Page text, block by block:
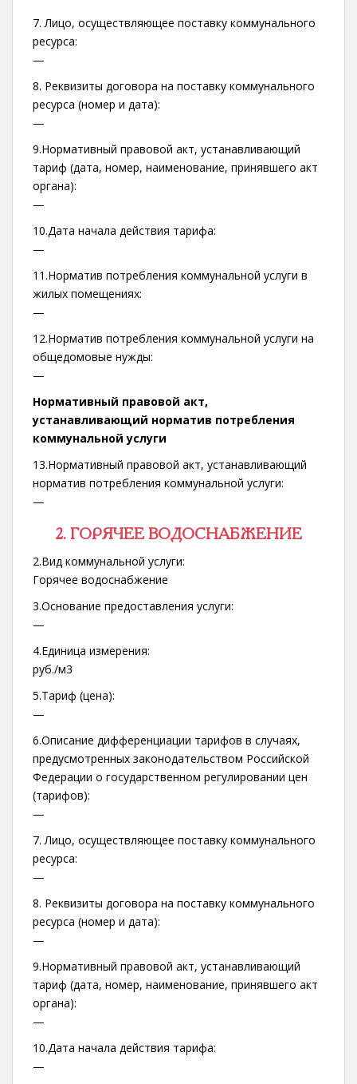
7. Лицо, осуществляющее поставку коммунального
ресурса:
—
8. Реквизиты договора на поставку коммунального
ресурса (номер и дата):
—
9.Нормативный правовой акт, устанавливающий
тариф (дата, номер, наименование, принявшего акт
органа):
—
10.Дата начала действия тарифа:
—
11.Норматив потребления коммунальной услуги в
жилых помещениях:
—
12.Норматив потребления коммунальной услуги на
общедомовые нужды:
—
Нормативный правовой акт,
устанавливающий норматив потребления
коммунальной услуги
13.Нормативный правовой акт, устанавливающий
норматив потребления коммунальной услуги:
—
2. ГОРЯЧЕЕ ВОДОСНАБЖЕНИЕ
2.Вид коммунальной услуги:
Горячее водоснабжение
3.Основание предоставления услуги:
—
4.Единица измерения:
руб./м3
5.Тариф (цена):
—
6.Описание дифференциации тарифов в случаях,
предусмотренных законодательством Российской
Федерации о государственном регулировании цен
(тарифов):
—
7. Лицо, осуществляющее поставку коммунального
ресурса:
—
8. Реквизиты договора на поставку коммунального
ресурса (номер и дата):
—
9.Нормативный правовой акт, устанавливающий
тариф (дата, номер, наименование, принявшего акт
органа):
—
10.Дата начала действия тарифа:
—